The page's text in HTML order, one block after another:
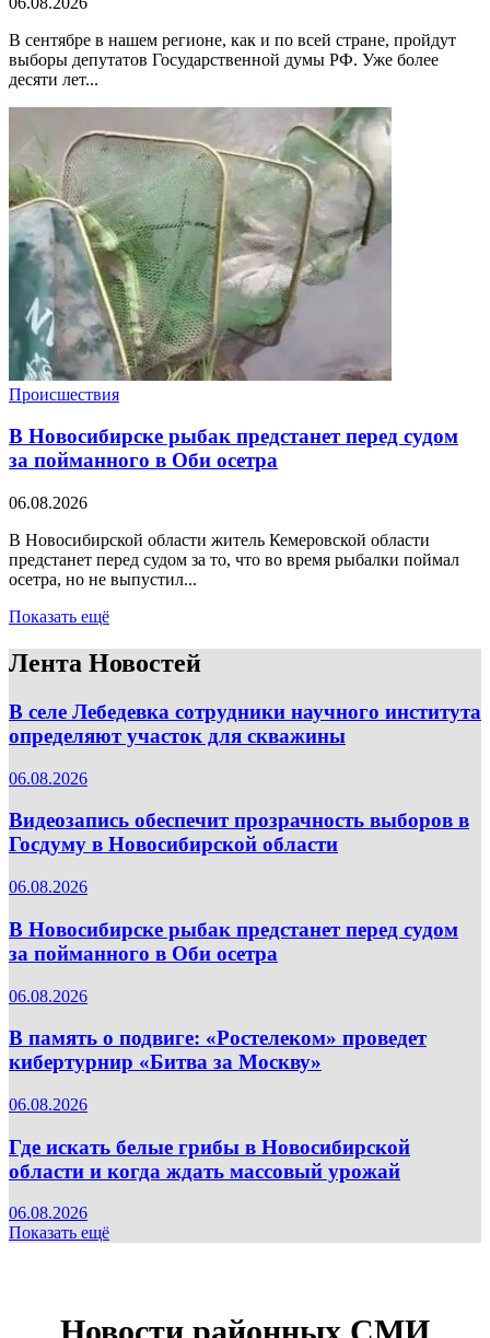
В сентябре в нашем регионе, как и по всей стране, пройдут
выборы депутатов Государственной думы РФ. Уже более
десяти лет...
Происшествия
В Новосибирске рыбак предстанет перед судом
за пойманного в Оби осетра
06.08.2026
В Новосибирской области житель Кемеровской области
предстанет перед судом за то, что во время рыбалки поймал
осетра, но не выпустил...
Показать ещё
Лента Новостей
В селе Лебедевка сотрудники научного института
определяют участок для скважины
06.08.2026
Видеозапись обеспечит прозрачность выборов в
Госдуму в Новосибирской области
06.08.2026
В Новосибирске рыбак предстанет перед судом
за пойманного в Оби осетра
06.08.2026
В память о подвиге: «Ростелеком» проведет
кибертурнир «Битва за Москву»
06.08.2026
Где искать белые грибы в Новосибирской
области и когда ждать массовый урожай
06.08.2026
Показать ещё